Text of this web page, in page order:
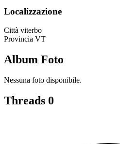
Localizzazione
Città viterbo
Provincia VT
Album Foto
Nessuna foto disponibile.
Threads 0